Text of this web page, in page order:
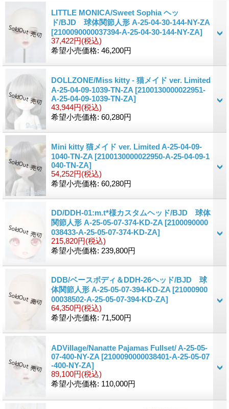
LITTLE MONICA/Sweet Sophia ヘッ
ド/BJD 球体関節人形 A-25-04-30-144-NY-ZA
[2100090000037394-A-25-04-30-144-NY-ZA]
37,422円(税込)
希望小売価格: 46,200円
DOLLZONE/Miss kitty - 猫メイド ver. Limited
A-25-04-09-1039-TN-ZA [2100130000022951-
A-25-04-09-1039-TN-ZA]
43,944円(税込)
希望小売価格: 60,280円
Mini kitty 猫メイド ver. Limited A-25-04-09-
1040-TN-ZA [2100130000022950-A-25-04-09-1
040-TN-ZA]
54,252円(税込)
希望小売価格: 60,280円
DD/DDH-01:m.t*様カスタムヘッド/BJD 球体
関節人形 A-25-05-07-374-KD-ZA [2100090000
038433-A-25-05-07-374-KD-ZA]
215,820円(税込)
希望小売価格: 239,800円
DDB/ベースボディ＆DDH-26ヘッド/BJD 球
体関節人形 A-25-05-07-394-KD-ZA [21000900
00038502-A-25-05-07-394-KD-ZA]
64,350円(税込)
希望小売価格: 71,500円
ADVillage/Nanatte Pajamas Fullset/ A-25-05-
07-400-NY-ZA [2100090000038401-A-25-05-07
-400-NY-ZA]
89,100円(税込)
希望小売価格: 110,000円